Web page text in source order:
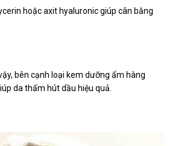
hoặc axit hyaluronic giúp cân bằng
bên cạnh loại kem dưỡng ẩm hàng
da thấm hút dầu hiệu quả.